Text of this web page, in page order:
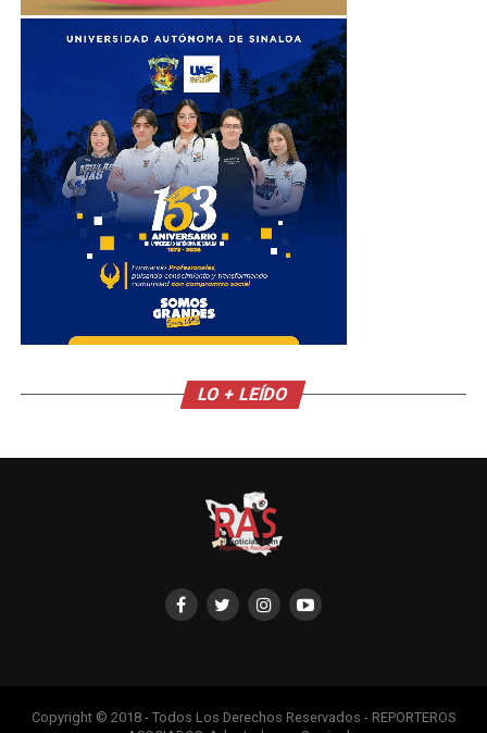
LO + LEÍDO
Copyright © 2018 - Todos Los Derechos Reservados - REPORTEROS